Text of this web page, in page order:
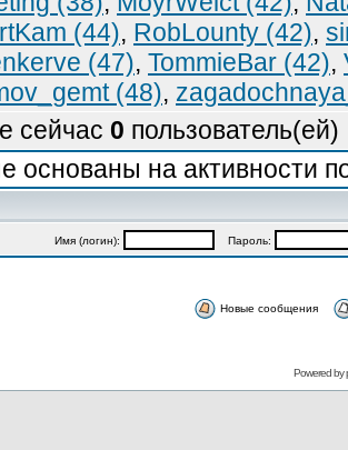
(44), RobLounty (42),
(47), TommieBar (42),
(48),
сейчас 0
основаны на активности
Имя (логин): Пароль:
Новые сообщения
Powered by